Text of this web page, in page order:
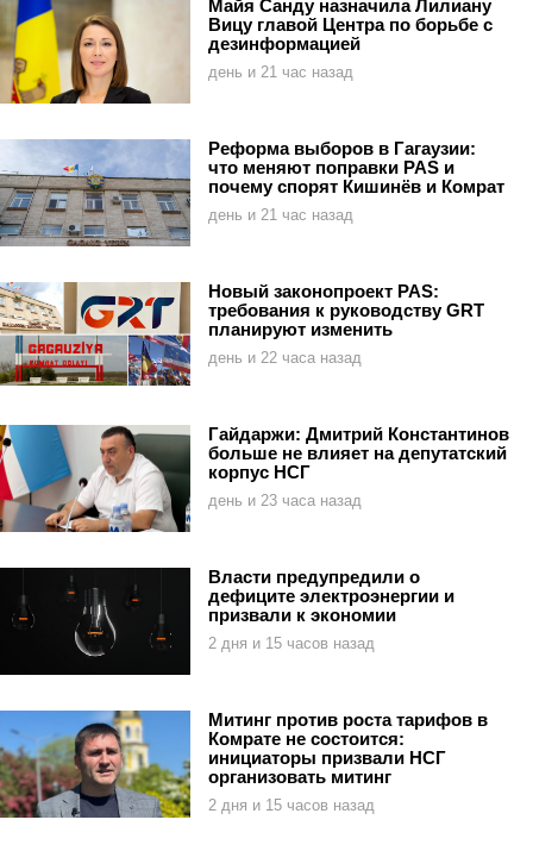
Майя Санду назначила Лилиану
Вицу главой Центра по борьбе с
дезинформацией
день и 21 час назад
Реформа выборов в Гагаузии:
что меняют поправки PAS и
почему спорят Кишинёв и Комрат
день и 21 час назад
Новый законопроект PAS:
требования к руководству GRT
планируют изменить
день и 22 часа назад
Гайдаржи: Дмитрий Константинов
больше не влияет на депутатский
корпус НСГ
день и 23 часа назад
Власти предупредили о
дефиците электроэнергии и
призвали к экономии
2 дня и 15 часов назад
Митинг против роста тарифов в
Комрате не состоится:
инициаторы призвали НСГ
организовать митинг
2 дня и 15 часов назад